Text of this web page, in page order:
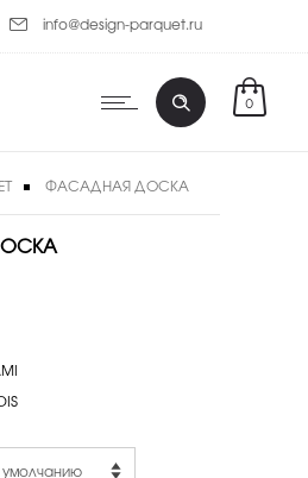
info@design-parquet.ru
0
ФАСАДНАЯ ДОСКА